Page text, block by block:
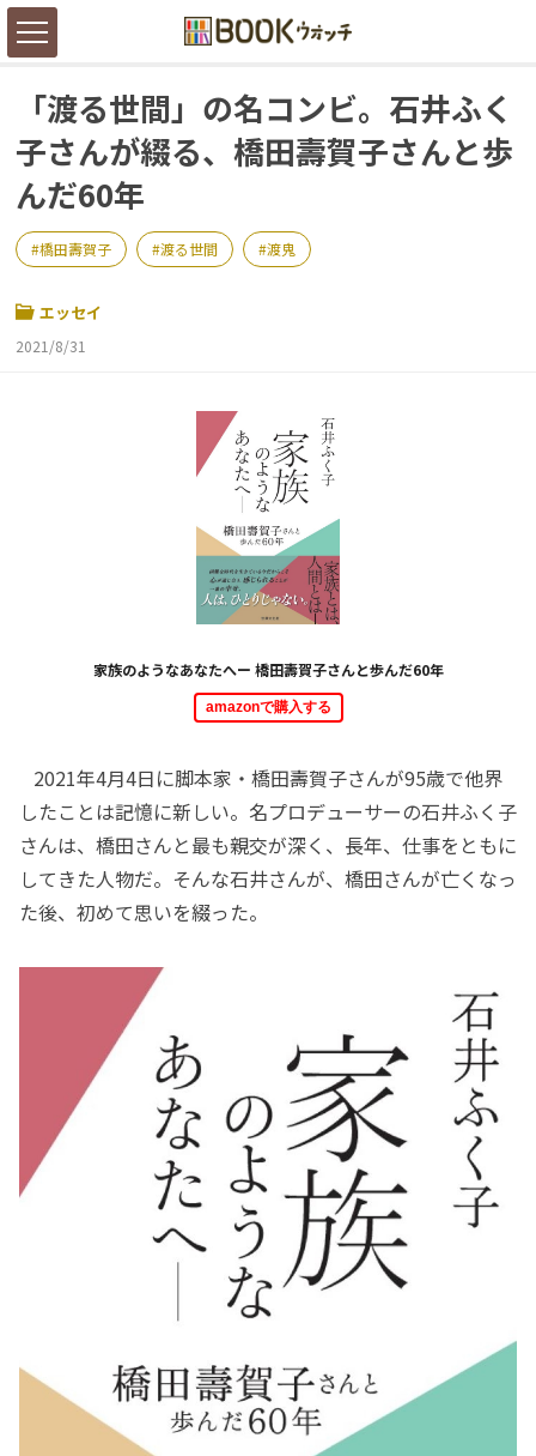
「渡る世間」の名コンビ。石井ふく
子さんが綴る、橋田壽賀子さんと歩
んだ60年
橋田壽賀子 渡る世間 渡鬼
エッセイ
2021/8/31
家族のようなあなたへー 橋田壽賀子さんと歩んだ60年
amazonで購入する
2021年4月4日に脚本家・橋田壽賀子さんが95歳で他界
したことは記憶に新しい。名プロデューサーの石井ふく子
さんは、橋田さんと最も親交が深く、長年、仕事をともに
してきた人物だ。そんな石井さんが、橋田さんが亡くなっ
た後、初めて思いを綴った。